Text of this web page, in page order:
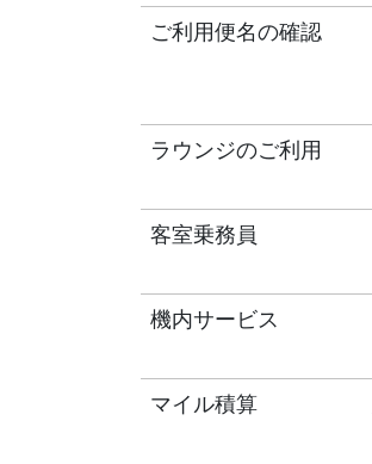
ご利用便名の確認
ラウンジのご利用
客室乗務員
機内サービス
マイル積算